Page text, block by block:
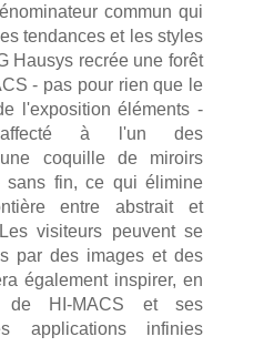
commun qui
tendances et les styles
Hausys recrée une forêt
- pas pour rien que le
l'exposition éléments -
à l'un des
coquille de miroirs
sans fin, ce qui élimine
entre abstrait et
visiteurs peuvent se
par des images et des
également inspirer, en
de HI-MACS et ses
applications infinies